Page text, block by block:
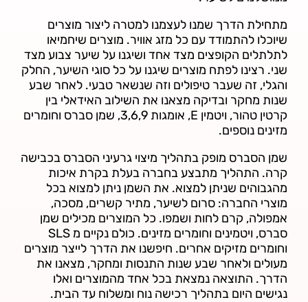
מתחילת הדרך שמנו לעצמנו למטרה ליצור מוצרים
שיוכלו להתמודד עם כל מזג אוויר. מוצרים שיחמיאו
לתלתלים הקופצים מצד אחד ושיגנו על שיער צבוע מצד
שני. רצינו לפתח מוצרים שיגנו על כל סוגי השיער, החלק
והגלי, זה שעבר טיפולים וזה שנשאר טבעי. לאחר שבע
שנות מחקר ובדיקה מצאנו את השילוב האידאלי בין
קרטין טהור, ויטמין E, אומגות 3,6,9, שמן סברס וחומרים
מזינים נוספים.
שמן הסברס מופק בתהליך מיצוי גרעיני הסברס בכבישה
קרה. התהליך מתבצע בחברה בעלת בקרת איכות
מהגבוהים שניתן למצוא. את השמן ניתן למצוא בכל
מוצרי החברה: סרום לשיער, מתיר קשרים, מסכה,
אמפולה, קרם לחות ושמפו. כל המוצרים מכילים שמן
סברס, ויטמינים וחומרים מזינים. כולם נקיים מ SLS
וחומרים מזיקים אחרים. חיפשנו את הדרך לייצר מוצרים
מעולים ולאחר שבע שנות התנסות ומחקר, מצאנו את
הדרך. התוצאה נמצאת בכל אחד מהמוצרים ואלו
נגישים היום בתהליך רכישה נוח ומשלוח עד הבית.